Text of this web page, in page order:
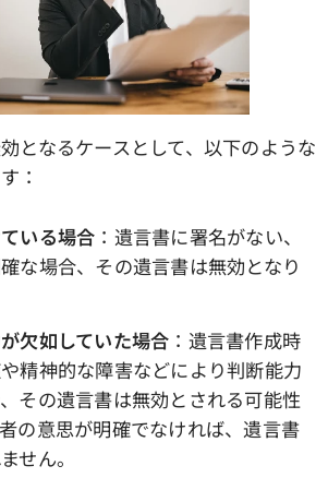
となるケースとして、以下のような
：
いる場合 ：遺言書に署名がない、
な場合、その遺言書は無効となり
欠如していた場合 ：遺言書作成時
精神的な障害などにより判断能力
その遺言書は無効とされる可能性
の意思が明確でなければ、遺言書
せん。